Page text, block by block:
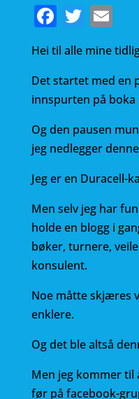
F
a
c
e
b
o
o
k
T
w
it
te
r
E
m
ai
l
Hei til alle mine
Det startet med en
innspurten på boka
Og den pausen
jeg nedlegger
Jeg er en Duracell-
Men selv jeg har
holde en blogg i
bøker, turnere,
konsulent.
Noe måtte skjæres
enklere.
Og det ble altså
Men jeg kommer
før på facebook-